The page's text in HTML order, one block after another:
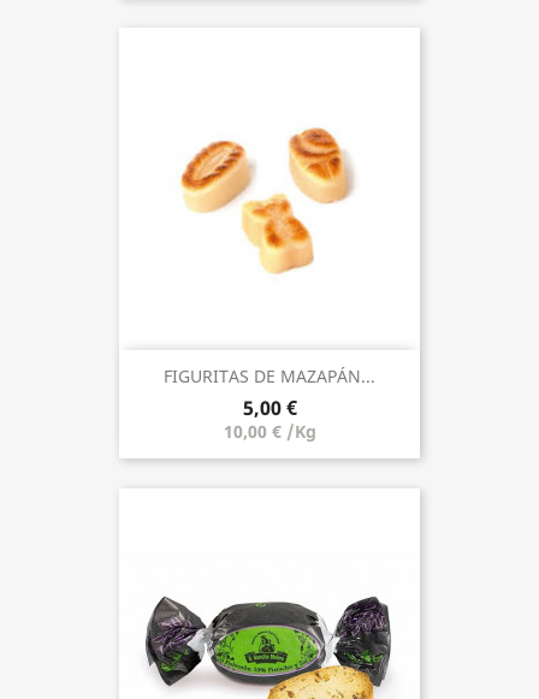
FIGURITAS DE MAZAPÁN...
5,00 €
10,00 € /Kg